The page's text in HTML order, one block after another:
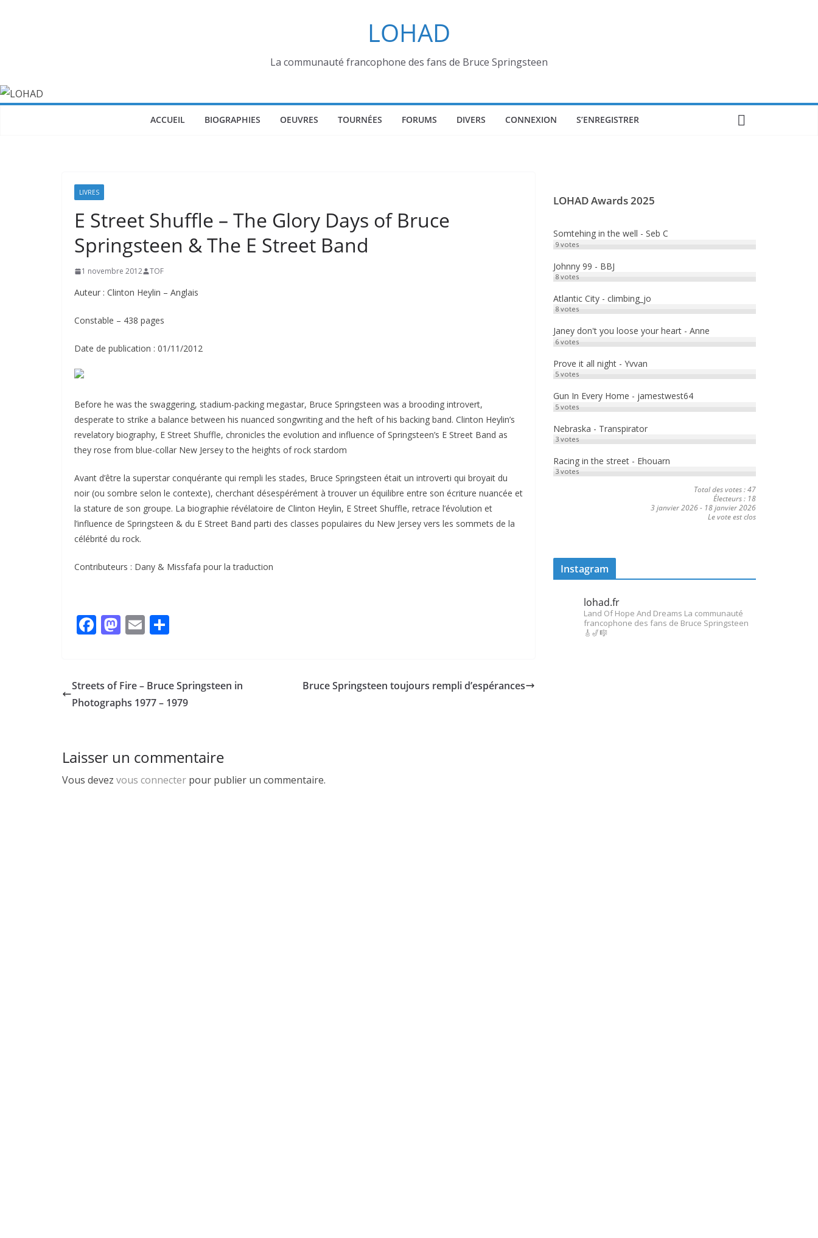
LOHAD
La communauté francophone des fans de Bruce Springsteen
ACCUEIL BIOGRAPHIES OEUVRES TOURNÉES FORUMS DIVERS CONNEXION S’ENREGISTRER
LIVRES
E Street Shuffle – The Glory Days of Bruce
Springsteen & The E Street Band
1 novembre 2012 TOF
Auteur : Clinton Heylin – Anglais
Constable – 438 pages
Date de publication : 01/11/2012
Before he was the swaggering, stadium-packing megastar, Bruce Springsteen was a brooding introvert,
desperate to strike a balance between his nuanced songwriting and the heft of his backing band. Clinton Heylin’s
revelatory biography, E Street Shuffle, chronicles the evolution and influence of Springsteen’s E Street Band as
they rose from blue-collar New Jersey to the heights of rock stardom
Avant d’être la superstar conquérante qui rempli les stades, Bruce Springsteen était un introverti qui broyait du
noir (ou sombre selon le contexte), cherchant désespérément à trouver un équilibre entre son écriture nuancée et
la stature de son groupe. La biographie révélatoire de Clinton Heylin, E Street Shuffle, retrace l’évolution et
l’influence de Springsteen & du E Street Band parti des classes populaires du New Jersey vers les sommets de la
célébrité du rock.
Contributeurs : Dany & Missfafa pour la traduction
F
b
o
M
d
o
E
l g
er
Streets of Fire – Bruce Springsteen in
Photographs 1977 – 1979
Bruce Springsteen toujours rempli d’espérances
Laisser un commentaire
Vous devez vous connecter pour publier un commentaire.
LOHAD Awards 2025
Somtehing in the well - Seb C
9votes
Johnny 99 - BBJ
8votes
Atlantic City - climbing_jo
8votes
Janey don't you loose your heart - Anne
6votes
Prove it all night - Yvvan
5votes
Gun In Every Home - jamestwest64
5votes
Nebraska - Transpirator
3votes
Racing in the street - Ehouarn
3votes
Total des votes : 47
Électeurs : 18
3 janvier 2026- 18 janvier 2026
Le vote est clos
Instagram
lohad.fr
Land Of Hope And Dreams La communauté
francophone des fans de Bruce Springsteen
🎸🎷🎼